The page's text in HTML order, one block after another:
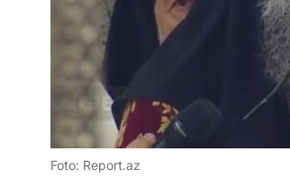
Foto: Report.az